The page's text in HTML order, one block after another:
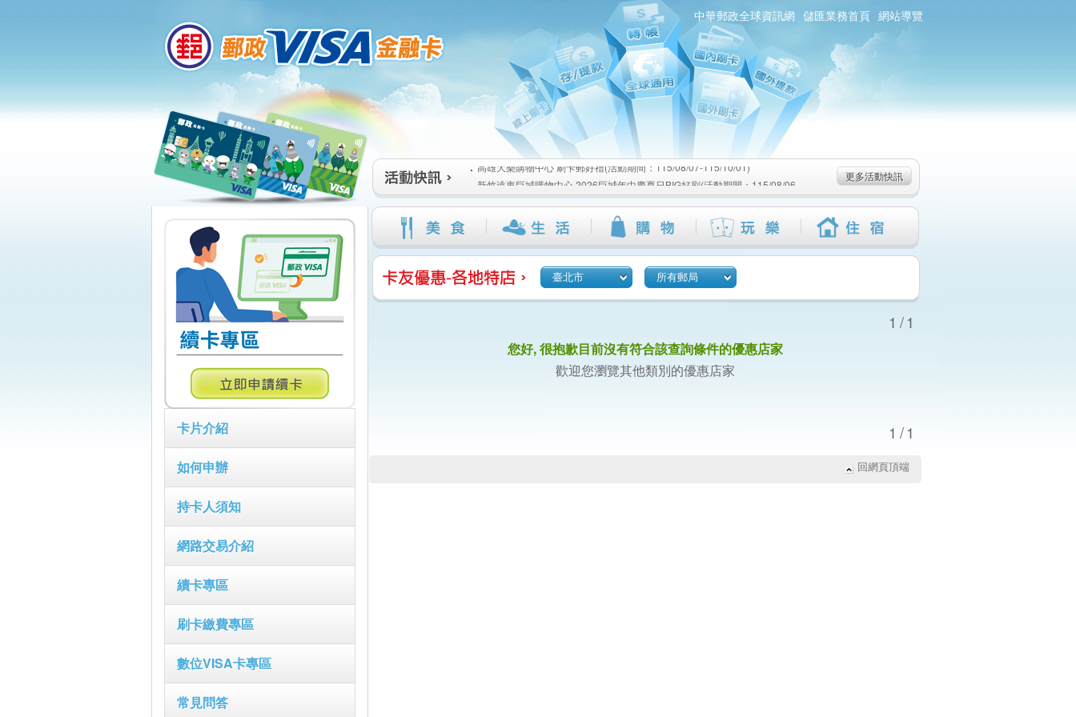
中華郵政全球資訊網 儲匯業務首頁 網站導覽
:::
卡片介紹
如何申辦
持卡人須知
網路交易介紹
續卡專區
刷卡繳費專區
數位VISA卡專區
常見問答
:::
高雄大樂購物中心 刷卡郵好禮(活動期間：115/08/07-115/10/01)
新竹遠東巨城購物中心 2026巨城年中慶夏日BIG好刷(活動期間：115/08/06-
115/08/26)
臺北三創生活 有點東西第2波 刷卡郵好禮(活動期間：115/08/06-115/09/02)
高雄大樂購物中心 刷卡郵好禮(活動期間：115/08/07-115/10/01)
新竹遠東巨城購物中心 2026巨城年中慶夏日BIG好刷(活動期間：115/08/06-
115/08/26)
臺北三創生活 有點東西第2波 刷卡郵好禮(活動期間：115/08/06-115/09/02)
更多活動快訊
臺北市 所有郵局
1/1
您好, 很抱歉目前沒有符合該查詢條件的優惠店家
歡迎您瀏覽其他類別的優惠店家
1/1
回網頁頂端